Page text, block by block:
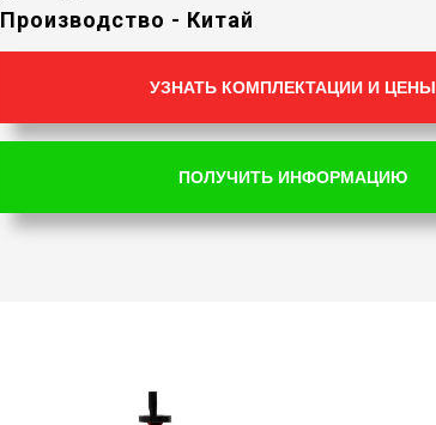
Производство - Китай
УЗНАТЬ КОМПЛЕКТАЦИИ И ЦЕНЫ
ПОЛУЧИТЬ ИНФОРМАЦИЮ